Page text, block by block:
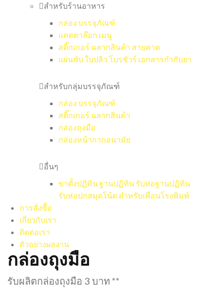
สำหรับร้านอาหาร
กล่อง บรรจุภัณฑ์
แคตตาล๊อก เมนู
สติ๊กเกอร์ ฉลากสินค้า สายคาด
แผ่นพับ ใบปลิว โบรชัวร์ เอกสารกำกับยา
สำหรับกลุ่มบรรจุภัณฑ์
กล่อง บรรจุภัณฑ์
สติ๊กเกอร์ ฉลากสินค้า
กล่องถุงมือ
กล่องหน้ากากอนามัย
อื่นๆ
ขาตั้งปฏิทิน ฐานปฏิทิน รับห่อฐานปฏิทิน
รับห่อปกสมุดโน้ต สำหรับเพื่อนโรงพิมพ์
การสั่งซื้อ
เกี่ยวกับเรา
ติดต่อเรา
ตัวอย่างผลงาน
กล่องถุงมือ
รับผลิตกล่องถุงมือ 3 บาท **